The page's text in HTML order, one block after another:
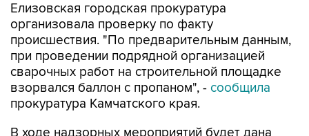
Елизовская городская прокуратура
организовала проверку по факту
происшествия. "По предварительным данным,
при проведении подрядной организацией
сварочных работ на строительной площадке
взорвался баллон с пропаном", - сообщила
прокуратура Камчатского края.